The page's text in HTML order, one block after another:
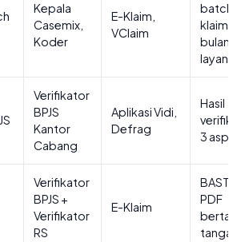
Kepala
Casemix,
Koder
E-Klaim,
VClaim
batch
klaim
bulan
layanan
Verifikator
BPJS
Kantor
Cabang
Aplikasi Vidi,
Defrag
Hasil
3
Verifikator
BPJS +
Verifikator
RS
E-Klaim
BAST
PDF
tangan